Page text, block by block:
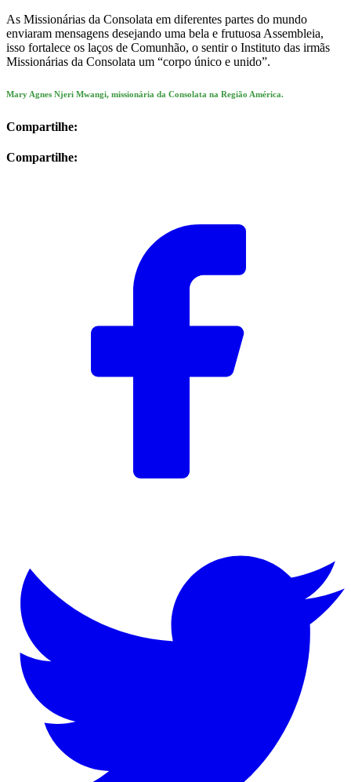
As Missionárias da Consolata em diferentes partes do mundo
enviaram mensagens desejando uma bela e frutuosa Assembleia,
isso fortalece os laços de Comunhão, o sentir o Instituto das irmãs
Missionárias da Consolata um “corpo único e unido”.
Mary Agnes Njeri Mwangi, missionária da Consolata na Região América.
Compartilhe:
Compartilhe: